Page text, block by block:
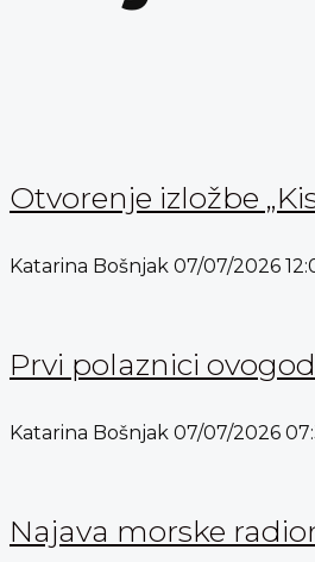
Otvorenje izložbe
Katarina Bošnjak 07/07/2026
Prvi polaznici
Katarina Bošnjak 07/07/2026
Najava morske